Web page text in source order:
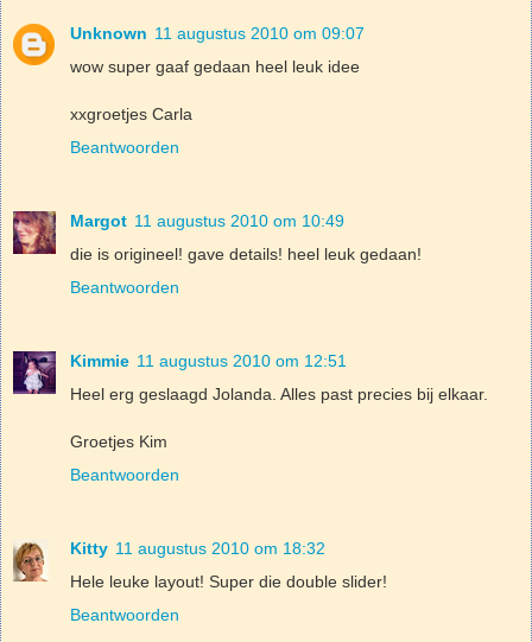
Unknown 11 augustus 2010 om 09:07
wow super gaaf gedaan heel leuk idee
xxgroetjes Carla
Beantwoorden
Margot 11 augustus 2010 om 10:49
die is origineel! gave details! heel leuk gedaan!
Beantwoorden
Kimmie 11 augustus 2010 om 12:51
Heel erg geslaagd Jolanda. Alles past precies bij elkaar.
Groetjes Kim
Beantwoorden
Kitty 11 augustus 2010 om 18:32
Hele leuke layout! Super die double slider!
Beantwoorden